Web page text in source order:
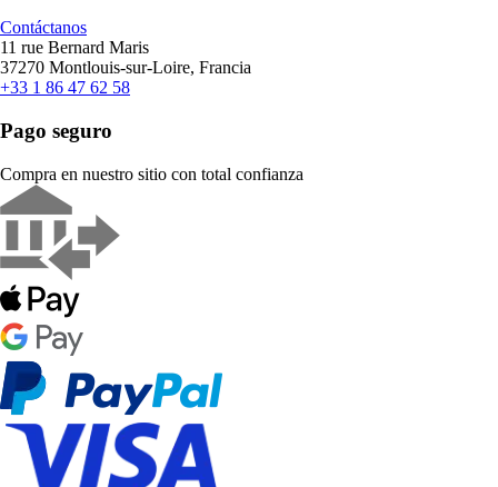
Contáctanos
11 rue Bernard Maris
37270 Montlouis-sur-Loire, Francia
+33 1 86 47 62 58
Pago seguro
Compra en nuestro sitio con total confianza